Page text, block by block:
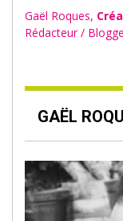
Gaël Roques,
Rédacteur /
GAËL